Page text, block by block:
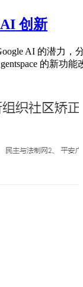
创新
AI 的潜
的新功